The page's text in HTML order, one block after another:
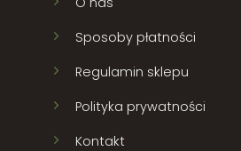
Sposoby płatności
Regulamin sklepu
Polityka prywatności
Kontakt